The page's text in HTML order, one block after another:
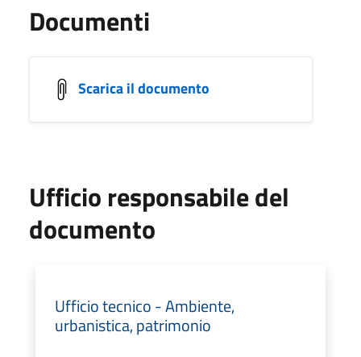
Documenti
Scarica il documento
Ufficio responsabile del
documento
Ufficio tecnico - Ambiente,
urbanistica, patrimonio